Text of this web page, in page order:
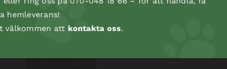
hemleverans!
välkommen att kontakta oss.